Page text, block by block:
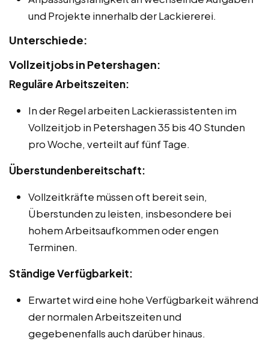
und Projekte innerhalb der Lackiererei.
Unterschiede:
Vollzeitjobs in Petershagen:
Reguläre Arbeitszeiten:
In der Regel arbeiten Lackierassistenten im
Vollzeitjob in Petershagen 35 bis 40 Stunden
pro Woche, verteilt auf fünf Tage.
Überstundenbereitschaft:
Vollzeitkräfte müssen oft bereit sein,
Überstunden zu leisten, insbesondere bei
hohem Arbeitsaufkommen oder engen
Terminen.
Ständige Verfügbarkeit:
Erwartet wird eine hohe Verfügbarkeit während
der normalen Arbeitszeiten und
gegebenenfalls auch darüber hinaus.